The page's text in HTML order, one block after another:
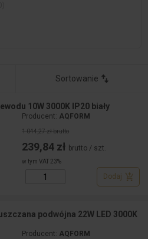
Sortowanie
10W 3000K IP20 biały
Producent: AQFORM
1 044,27 zł brutto
239,84 zł brutto / szt.
w tym VAT 23%
Dodaj
podwójna 22W LED 3000K
Producent: AQFORM